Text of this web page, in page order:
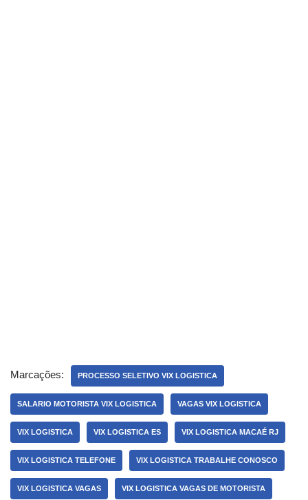
Marcações: PROCESSO SELETIVO VIX LOGISTICA
SALARIO MOTORISTA VIX LOGISTICA VAGAS VIX LOGISTICA
VIX LOGISTICA VIX LOGISTICA ES VIX LOGISTICA MACAÉ RJ
VIX LOGISTICA TELEFONE VIX LOGISTICA TRABALHE CONOSCO
VIX LOGISTICA VAGAS VIX LOGISTICA VAGAS DE MOTORISTA